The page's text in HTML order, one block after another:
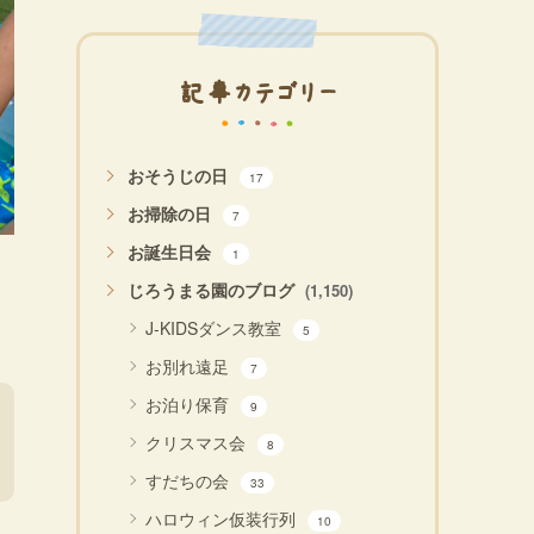
記事カテゴリー
おそうじの日 17
お掃除の日 7
お誕生日会 1
じろうまる園のブログ (1,150)
J-KIDSダンス教室 5
お別れ遠足 7
お泊り保育 9
クリスマス会 8
すだちの会 33
ハロウィン仮装行列 10